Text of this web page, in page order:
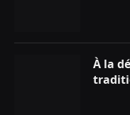
À la